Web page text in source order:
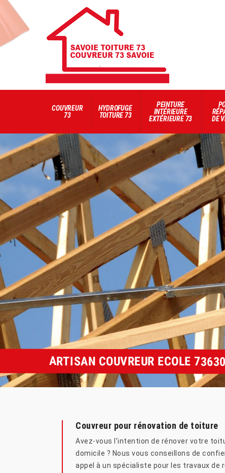
COUVREUR
73
HYDROFUGE
TOITURE 73
PEINTURE
INTÉRIEURE
EXTÉRIEURE 73
DE
ARTISAN COUVREUR ECOLE 73630
Couvreur pour rénovation de toiture
Avez-vous l’intention de rénover votre
domicile ? Nous vous conseillons de
appel à un spécialiste pour les travaux